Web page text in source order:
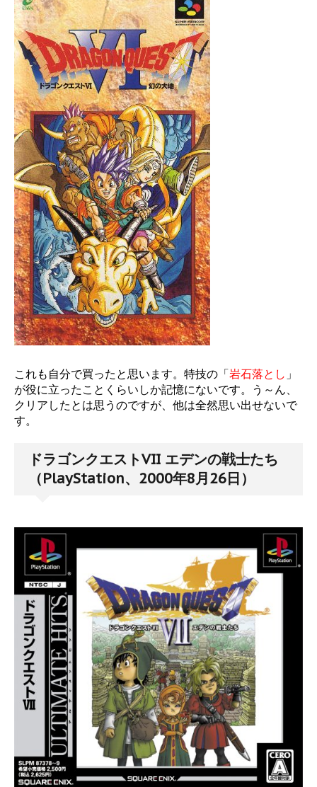
これも自分で買ったと思います。特技の「岩石落とし 」
が役に立ったことくらいしか記憶にないです。う～ん、
クリアしたとは思うのですが、他は全然思い出せないで
す。
ドラゴンクエストVII エデンの戦士たち
（PlayStation、2000年8月26日）